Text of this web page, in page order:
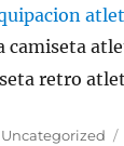
Categorías
Uncategorized